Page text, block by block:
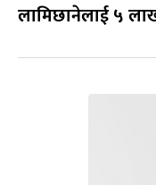
लामिछानेलाई ५